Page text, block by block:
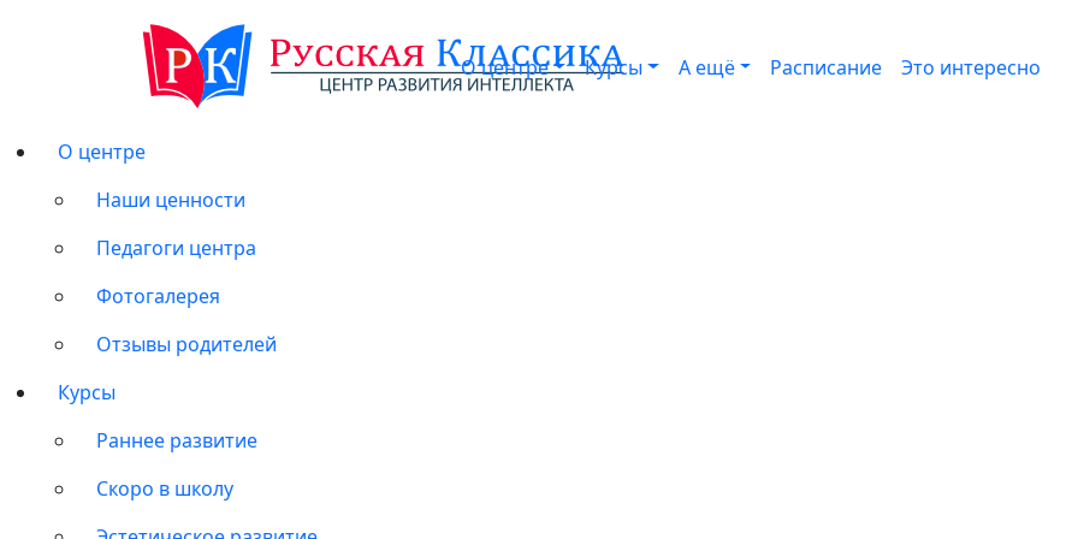
О центре Курсы А ещё Расписание Это интересно
О центре
Наши ценности
Педагоги центра
Фотогалерея
Отзывы родителей
Курсы
Раннее развитие
Скоро в школу